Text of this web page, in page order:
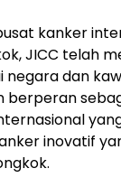
kanker
JICC telah
dan
berperan
inovatif